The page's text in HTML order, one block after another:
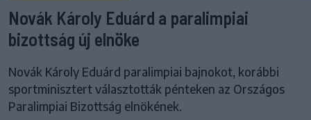
Novák Károly Eduárd a paralimpiai
bizottság új elnöke
Novák Károly Eduárd paralimpiai bajnokot, korábbi
sportminisztert választották pénteken az Országos
Paralimpiai Bizottság elnökének.